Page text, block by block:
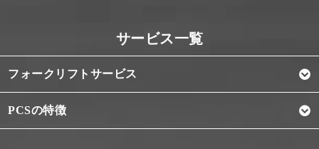
フォークリフトサービス
PCSの特徴